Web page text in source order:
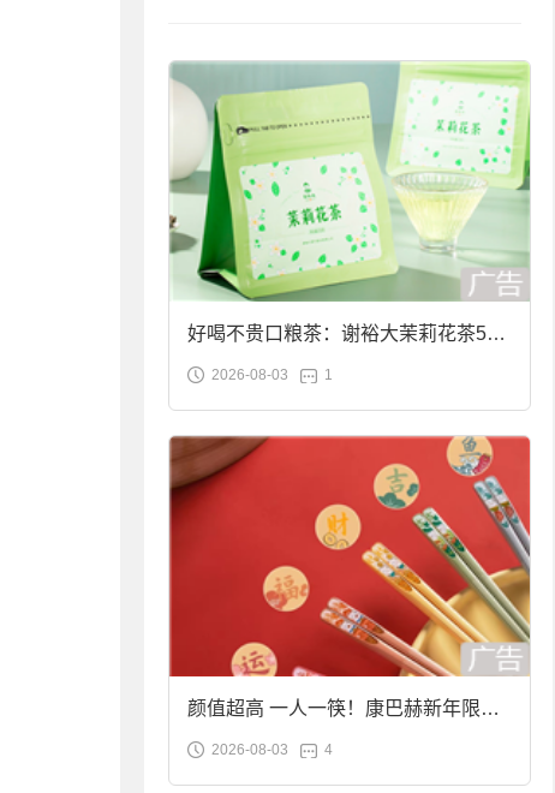
好喝不贵口粮茶：谢裕大茉莉花茶50g
袋装9.9元到手
2026-08-03 1
颜值超高 一人一筷！康巴赫新年限定
合金筷子大促：19.9元
2026-08-03 4